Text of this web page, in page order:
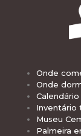
Onde
Onde
Inventário
Museu
Palmeira